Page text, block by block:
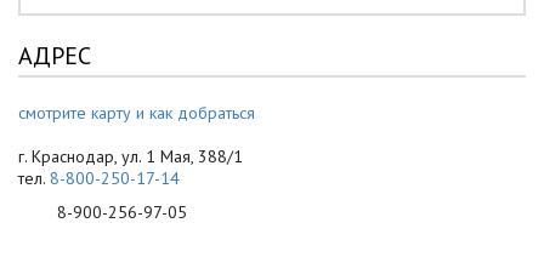
АДРЕС
смотрите карту и как добраться
г. Краснодар, ул. 1 Мая, 388/1
тел. 8-800-250-17-14
8-900-256-97-05